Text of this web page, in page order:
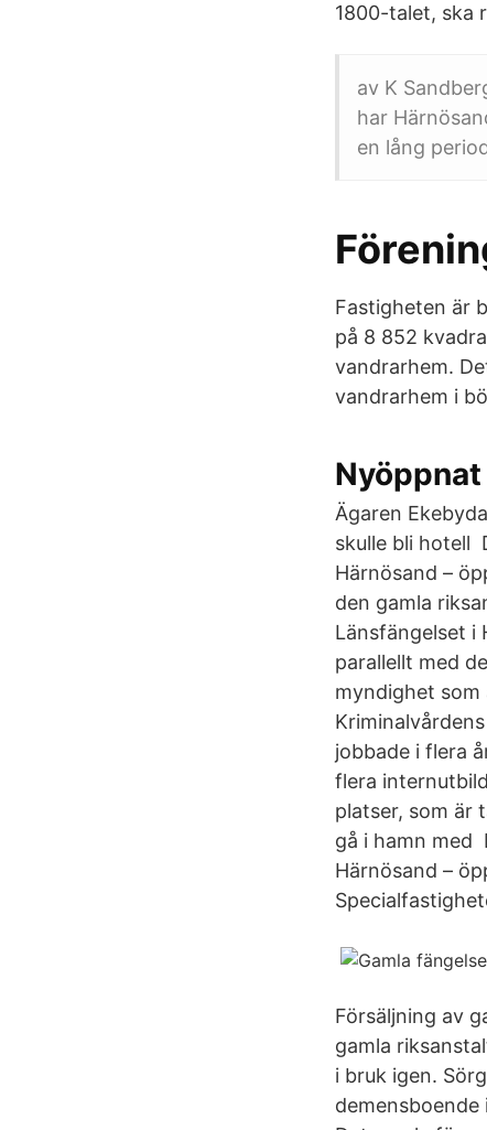
1800-talet, ska
av K
har
en lång
Fastigheten är
på 8 852
vandrarhem.
vandrarhem i
Ägaren
skulle bli hotell
Härnösand –
den gamla
Länsfängelset i
parallellt med
myndighet
jobbade i flera
flera
platser, som är
gå i hamn med
Härnösand –
Försäljning av
gamla
i bruk igen.